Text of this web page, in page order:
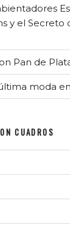
y el Secreto
Pan de
moda
CUADROS